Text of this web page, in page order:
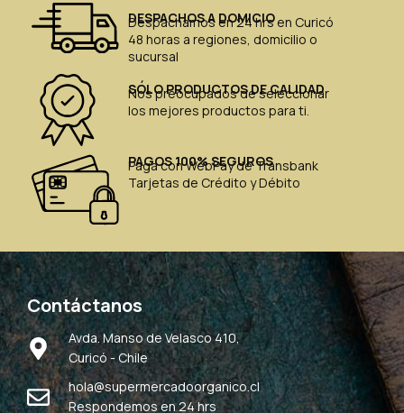
DESPACHOS A DOMICIO
Despachamos en 24 hrs en Curicó
48 horas a regiones, domicilio o
sucursal
SÓLO PRODUCTOS DE CALIDAD
Nos preocupados de seleccionar
los mejores productos para ti.
PAGOS 100% SEGUROS
Paga con WebPay de Transbank
Tarjetas de Crédito y Débito
Contáctanos
Avda. Manso de Velasco 410,
Curicó - Chile
hola@supermercadoorganico.cl
Respondemos en 24 hrs